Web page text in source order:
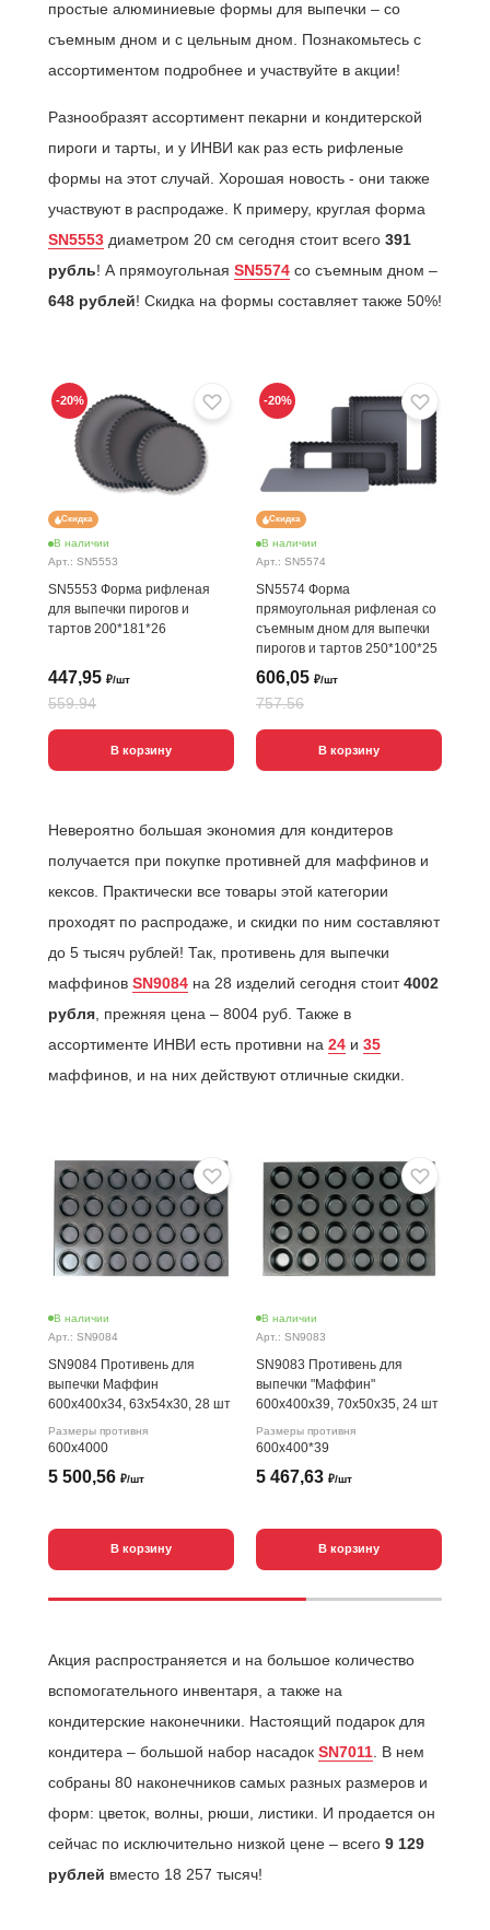
простые алюминиевые формы для выпечки – со
съемным дном и с цельным дном. Познакомьтесь с
ассортиментом подробнее и участвуйте в акции!
Разнообразят ассортимент пекарни и кондитерской
пироги и тарты, и у ИНВИ как раз есть рифленые
формы на этот случай. Хорошая новость - они также
участвуют в распродаже. К примеру, круглая форма
SN5553 диаметром 20 см сегодня стоит всего 391
рубль! А прямоугольная SN5574 со съемным дном –
648 рублей! Скидка на формы составляет также 50%!
Скидка
В наличии
Арт.: SN5553
SN5553 Форма рифленая
для выпечки пирогов и
тартов 200*181*26
447,95 ₽/шт
559.94
В корзину
-20%
Скидка
В наличии
Арт.: SN5574
SN5574 Форма
прямоугольная рифленая со
съемным дном для выпечки
пирогов и тартов 250*100*25
606,05 ₽/шт
757.56
В корзину
-20%
Невероятно большая экономия для кондитеров
получается при покупке противней для маффинов и
кексов. Практически все товары этой категории
проходят по распродаже, и скидки по ним составляют
до 5 тысяч рублей! Так, противень для выпечки
маффинов SN9084 на 28 изделий сегодня стоит4002
рубля, прежняя цена – 8004 руб. Также в
ассортименте ИНВИ есть противни на 24 и 35
маффинов, и на них действуют отличные скидки.
В наличии
Арт.: SN9084
SN9084 Противень для
выпечки Маффин
600х400х34, 63х54х30, 28 шт
Размеры противня
600х4000
5 500,56 ₽/шт
В корзину
В наличии
Арт.: SN9083
SN9083 Противень для
выпечки "Маффин"
600х400х39, 70х50х35, 24 шт
Размеры противня
600х400*39
5 467,63 ₽/шт
В корзину
Акция распространяется и на большое количество
вспомогательного инвентаря, а также на
кондитерские наконечники. Настоящий подарок для
кондитера – большой набор насадок SN7011 . В нем
собраны 80 наконечников самых разных размеров и
форм: цветок, волны, рюши, листики. И продается он
сейчас по исключительно низкой цене – всего 9 129
рублей вместо 18 257 тысяч!